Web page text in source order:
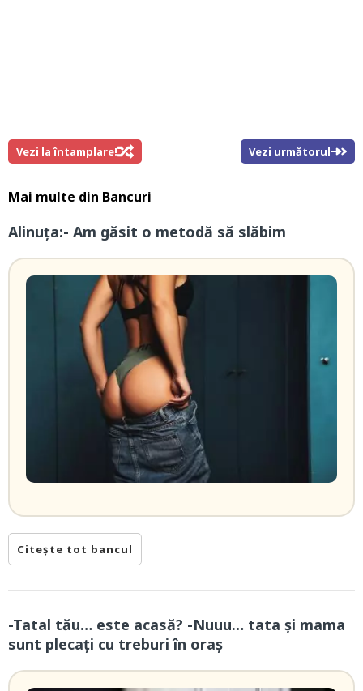
Vezi la întamplare! Vezi următorul
Mai multe din Bancuri
Alinuța:- Am găsit o metodă să slăbim
Citește tot bancul
-Tatal tău… este acasă? -Nuuu… tata și mama
sunt plecați cu treburi în oraș